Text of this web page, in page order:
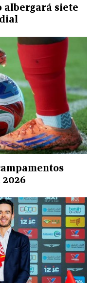
albergará siete